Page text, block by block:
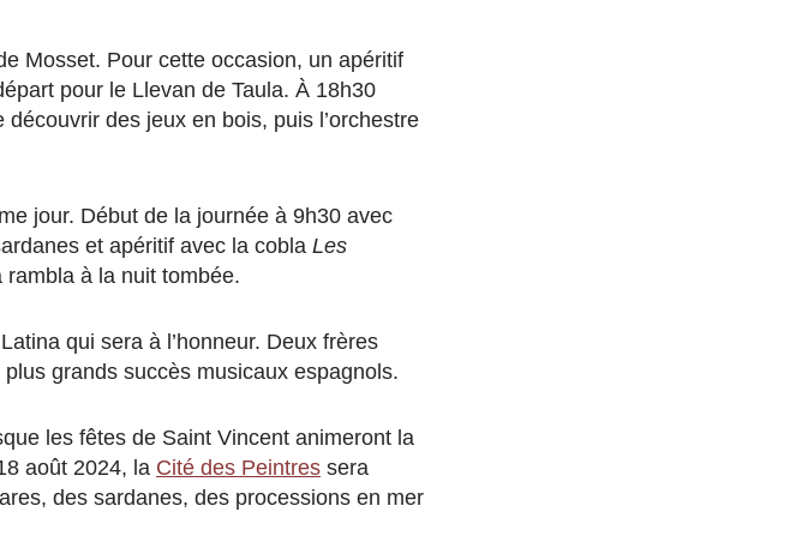
Mosset. Pour cette occasion, un apéritif
pour le Llevan de Taula. À 18h30
des jeux en bois, puis l’orchestre
jour. Début de la journée à 9h30 avec
et apéritif avec la cobla Les
à la nuit tombée.
qui sera à l’honneur. Deux frères
grands succès musicaux espagnols.
les fêtes de Saint Vincent animeront la
août 2024, la Cité des Peintres sera
des sardanes, des processions en mer